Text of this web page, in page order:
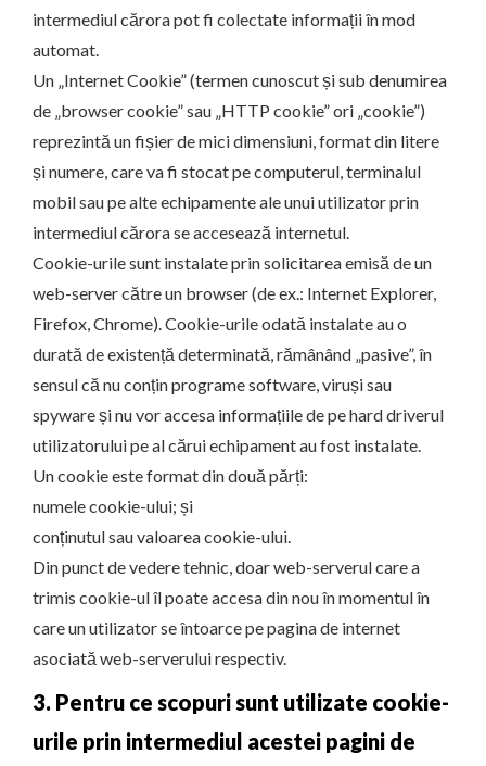
intermediul cărora pot fi colectate informații în mod
automat.
Un „Internet Cookie” (termen cunoscut și sub denumirea
de „browser cookie” sau „HTTP cookie” ori „cookie”)
reprezintă un fișier de mici dimensiuni, format din litere
și numere, care va fi stocat pe computerul, terminalul
mobil sau pe alte echipamente ale unui utilizator prin
intermediul cărora se accesează internetul.
Cookie-urile sunt instalate prin solicitarea emisă de un
web-server către un browser (de ex.: Internet Explorer,
Firefox, Chrome). Cookie-urile odată instalate au o
durată de existență determinată, rămânând „pasive”, în
sensul că nu conțin programe software, viruși sau
spyware și nu vor accesa informațiile de pe hard driverul
utilizatorului pe al cărui echipament au fost instalate.
Un cookie este format din două părți:
numele cookie-ului; și
conținutul sau valoarea cookie-ului.
Din punct de vedere tehnic, doar web-serverul care a
trimis cookie-ul îl poate accesa din nou în momentul în
care un utilizator se întoarce pe pagina de internet
asociată web-serverului respectiv.
3. Pentru ce scopuri sunt utilizate cookie-
urile prin intermediul acestei pagini de